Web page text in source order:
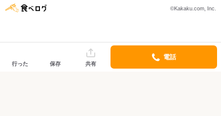
©Kakaku.com, Inc.
行った 保存 共有
電話